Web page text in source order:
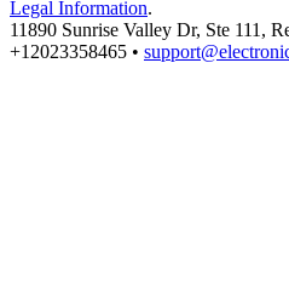
Legal Information.
11890 Sunrise Valley Dr, Ste 111,
+12023358465 •